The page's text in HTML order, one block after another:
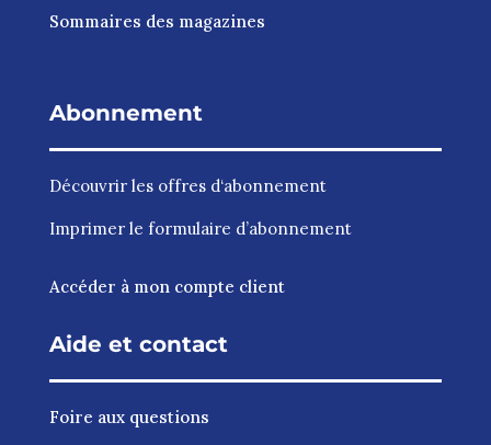
Sommaires des magazines
Abonnement
Découvrir les offres d‘abonnement
Imprimer le formulaire d’abonnement
Accéder à mon compte client
Aide et contact
Foire aux questions